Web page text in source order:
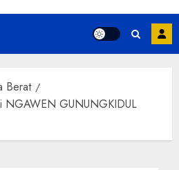
Berat
NGAWEN GUNUNGKIDUL